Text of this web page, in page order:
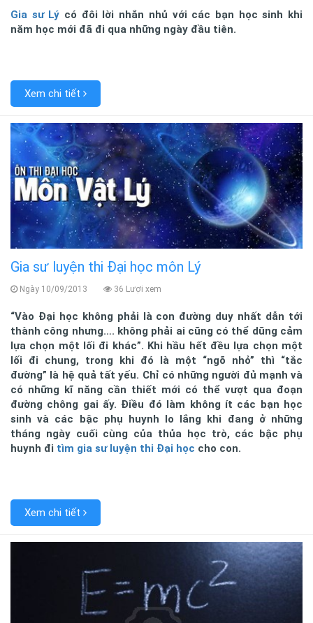
Gia sư Lý có đôi lời nhắn nhủ với các bạn học sinh khi
năm học mới đã đi qua những ngày đầu tiên.
Xem chi tiết
Gia sư luyện thi Đại học môn Lý
Ngày 10/09/2013 36 Lượi xem
“Vào Đại học không phải là con đường duy nhất dẫn tới
thành công nhưng…. không phải ai cũng có thể dũng cảm
lựa chọn một lối đi khác”. Khi hầu hết đều lựa chọn một
lối đi chung, trong khi đó là một “ngõ nhỏ” thì “tắc
đường” là hệ quả tất yếu. Chỉ có những người đủ mạnh và
có những kĩ năng cần thiết mới có thể vượt qua đoạn
đường chông gai ấy. Điều đó làm không ít các bạn học
sinh và các bậc phụ huynh lo lắng khi đang ở những
tháng ngày cuối cùng của thủa học trò, các bậc phụ
huynh đi tìm gia sư luyện thi Đại học cho con.
Xem chi tiết